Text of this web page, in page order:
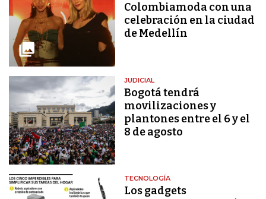
Colombiamoda con una
celebración en la ciudad
de Medellín
JUDICIAL
Bogotá tendrá
movilizaciones y
plantones entre el 6 y el
8 de agosto
TECNOLOGÍA
Los gadgets